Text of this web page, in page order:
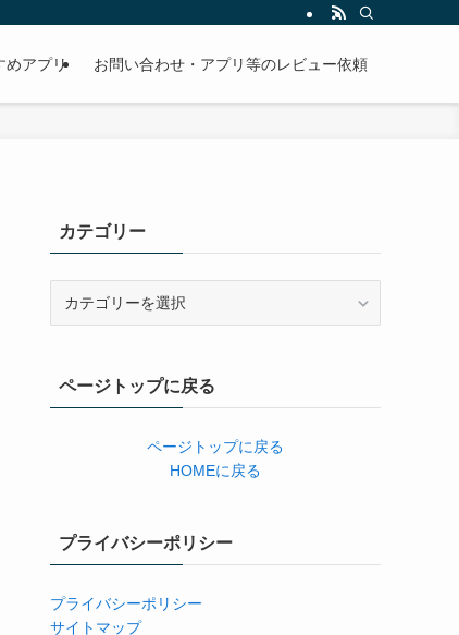
めアプリ お問い合わせ・アプリ等のレビュー依頼
カテゴリー
ーページトップに戻る
ページトップに戻る
HOMEに戻る
プライバシーポリシー
プライバシーポリシー
サイトマップ